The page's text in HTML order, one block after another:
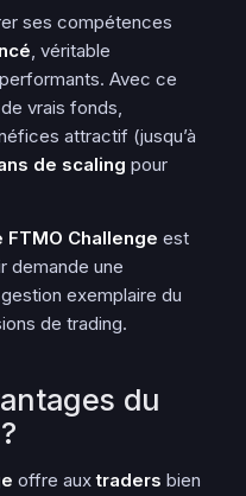
ses compétences
, véritable
Avec ce
vrais fonds,
attractif (jusqu’à
de scaling pour
FTMO Challenge est
demande une
gestion exemplaire du
de trading.
du
offre auxtraders bien